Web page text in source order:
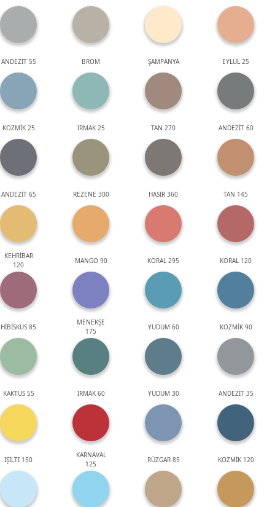
ANDEZİT 55 BROM ŞAMPANYA EYLÜL 25
KOZMİK 25 IRMAK 25 TAN 270 ANDEZİT 60
ANDEZİT 65 REZENE 300 HASIR 360 TAN 145
KEHRİBAR
120
MANGO 90 KORAL 295 KORAL 120
HİBİSKUS 85
MENEKŞE
175
YUDUM 60 KOZMİK 90
KAKTÜS 55 IRMAK 60 YUDUM 30 ANDEZİT 35
IŞILTI 150
KARNAVAL
125
RÜZGAR 85 KOZMİK 120